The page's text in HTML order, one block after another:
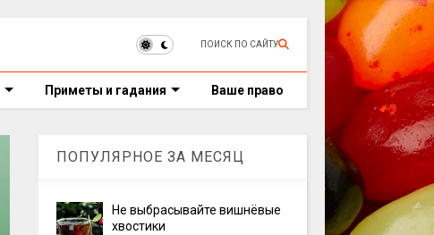
ПОИСК ПО САЙТУ
Приметы и гадания Ваше право
ПОПУЛЯРНОЕ ЗА МЕСЯЦ
Не выбрасывайте вишнёвые
хвостики